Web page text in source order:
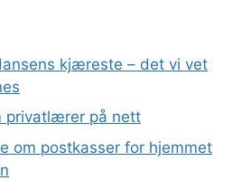
kjæreste – det vi vet
privatlærer på nett
om postkasser for hjemmet